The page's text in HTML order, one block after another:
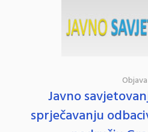
Objava
Javno
sprječavanju